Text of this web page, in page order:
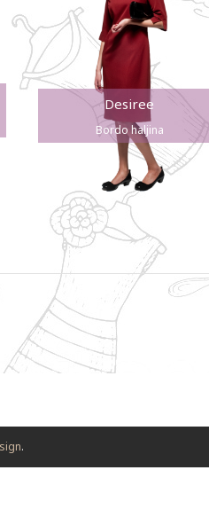
Desiree
Bordo haljina
.